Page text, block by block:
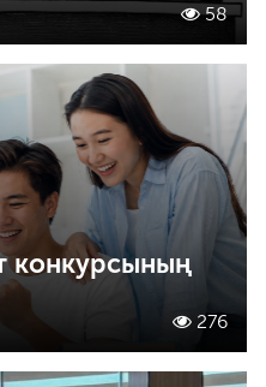
58
конкурсының
276